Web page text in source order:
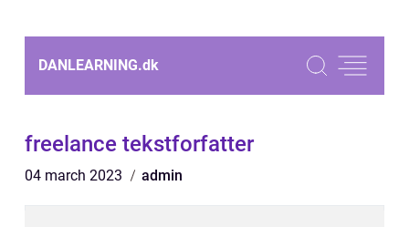
DANLEARNING.dk
freelance tekstforfatter
04 march 2023 admin